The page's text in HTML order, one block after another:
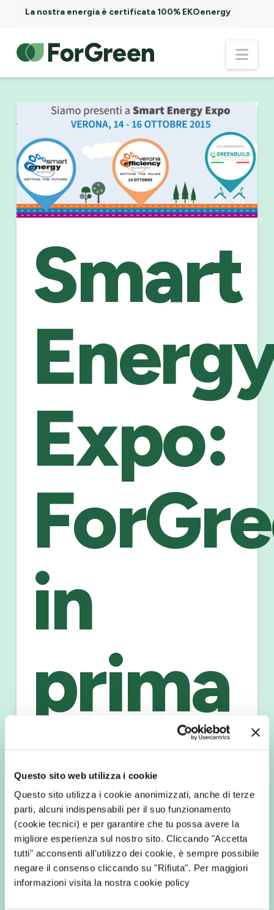
Questo sito web utilizza i cookie
Questo sito utilizza i cookie anonimizzati, anche di terze
parti, alcuni indispensabili per il suo funzionamento
(cookie tecnici) e per garantire che tu possa avere la
migliore esperienza sul nostro sito. Cliccando "Accetta
tutti" acconsenti all'utilizzo dei cookie, è sempre possibile
negare il consenso cliccando su "Rifiuta". Per maggiori
informazioni visita la nostra cookie policy
La nostra energia è certificata 100% EKOenergy
ForGreen
Spa
Società
Benefit
Smart
Expo:
in
prima
linea
con